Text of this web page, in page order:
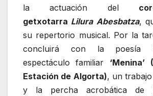
la actuación del
getxotarra Lilura Abesbatza,
su repertorio musical. Por la
concluirá con la poesía
espectáculo familiar ‘Menina’
Estación de Algorta), un
y la percha acrobática de